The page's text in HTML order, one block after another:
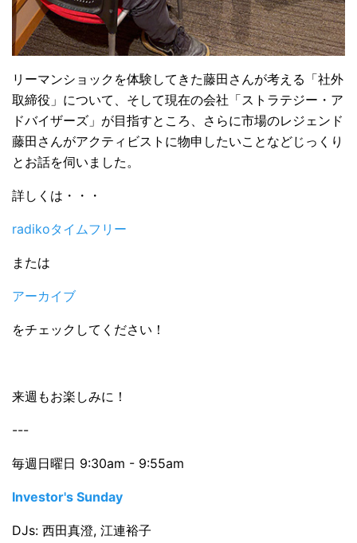
リーマンショックを体験してきた藤田さんが考える「社外
取締役」について、そして現在の会社「ストラテジー・ア
ドバイザーズ」が目指すところ、さらに市場のレジェンド
藤田さんがアクティビストに物申したいことなどじっくり
とお話を伺いました。
詳しくは・・・
radikoタイムフリー
または
アーカイブ
をチェックしてください！
来週もお楽しみに！
---
毎週日曜日 9:30am - 9:55am
Investor's Sunday
DJs: 西田真澄, 江連裕子